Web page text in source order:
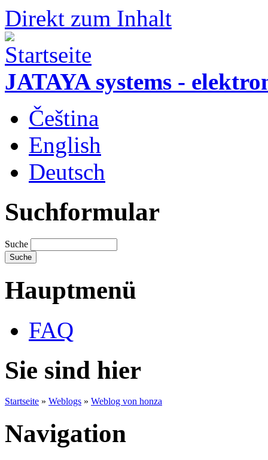
Direkt zum Inhalt
JATAYA systems -
Čeština
English
Deutsch
Suchformular
Suche
Hauptmenü
FAQ
Sie sind hier
Startseite » Weblogs » Weblog von honza
Navigation